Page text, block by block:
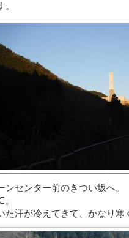
センター前のきつい坂へ。
汗が冷えてきて、かなり寒